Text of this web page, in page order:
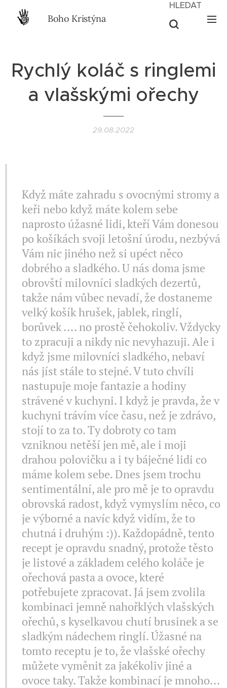
Boho Kristýna
HLEDAT
Rychlý koláč s ringlemi
a vlašskými ořechy
29.08.2022
Když máte zahradu s ovocnými stromy a
keři nebo když máte kolem sebe
naprosto úžasné lidi, kteří Vám donesou
po košíkách svoji letošní úrodu, nezbývá
Vám nic jiného než si upéct něco
dobrého a sladkého. U nás doma jsme
obrovští milovníci sladkých dezertů,
takže nám vůbec nevadí, že dostaneme
velký košík hrušek, jablek, ringlí,
borůvek .... no prostě čehokoliv. Vždycky
to zpracuji a nikdy nic nevyhazuji. Ale i
když jsme milovníci sladkého, nebaví
nás jíst stále to stejné. V tuto chvíli
nastupuje moje fantazie a hodiny
strávené v kuchyni. I když je pravda, že v
kuchyni trávím více času, než je zdrávo,
stojí to za to. Ty dobroty co tam
vzniknou netěší jen mě, ale i moji
drahou polovičku a i ty báječné lidi co
máme kolem sebe. Dnes jsem trochu
sentimentální, ale pro mě je to opravdu
obrovská radost, když vymyslím něco, co
je výborné a navíc když vidím, že to
chutná i druhým :)). Každopádně, tento
recept je opravdu snadný, protože těsto
je listové a základem celého koláče je
ořechová pasta a ovoce, které
potřebujete zpracovat. Já jsem zvolila
kombinaci jemně nahořklých vlašských
ořechů, s kyselkavou chutí brusinek a se
sladkým nádechem ringlí. Úžasné na
tomto receptu je to, že vlašské ořechy
můžete vyměnit za jakékoliv jiné a
ovoce taky. Takže kombinací je mnoho...